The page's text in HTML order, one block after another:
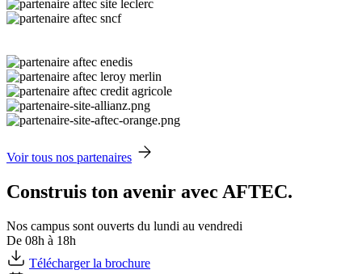
Voir tous nos partenaires
Construis ton avenir avec AFTEC.
Nos campus sont ouverts du lundi au vendredi
De 08h à 18h
Télécharger la brochure